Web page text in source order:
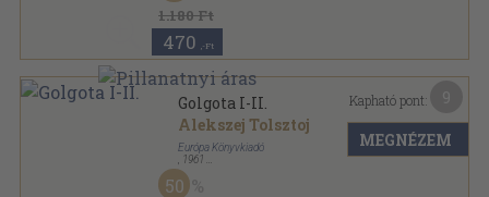
1.180 Ft
470 ,-Ft
Golgota I-II.
Alekszej Tolsztoj
Európa Könyvkiadó
1961
Vászon
Milliók könyve sorozat
50
Kapható pont:
MEGNÉZEM